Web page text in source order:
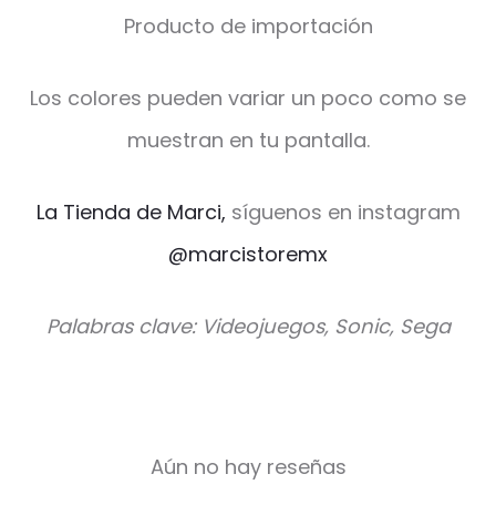
Producto de importación
Los colores pueden variar un poco como se
muestran en tu pantalla.
La Tienda de Marci, síguenos en instagram
@marcistoremx
Palabras clave: Videojuegos, Sonic, Sega
Aún no hay reseñas